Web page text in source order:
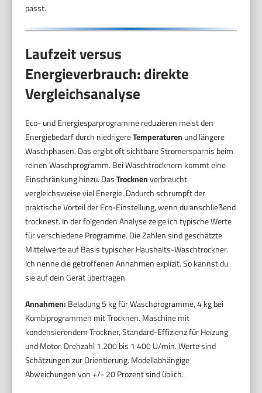
passt.
Laufzeit versus
Energieverbrauch: direkte
Vergleichsanalyse
Eco- und Energiesparprogramme reduzieren meist den
Energiebedarf durch niedrigereTemperaturen und längere
Waschphasen. Das ergibt oft sichtbare Stromersparnis beim
reinen Waschprogramm. Bei Waschtrocknern kommt eine
Einschränkung hinzu. DasTrocknenverbraucht
vergleichsweise viel Energie. Dadurch schrumpft der
praktische Vorteil der Eco-Einstellung, wenn du anschließend
trocknest. In der folgenden Analyse zeige ich typische Werte
für verschiedene Programme. Die Zahlen sind geschätzte
Mittelwerte auf Basis typischer Haushalts-Waschtrockner.
Ich nenne die getroffenen Annahmen explizit. So kannst du
sie auf dein Gerät übertragen.
Annahmen: Beladung 5 kg für Waschprogramme, 4 kg bei
Kombiprogrammen mit Trocknen. Maschine mit
kondensierendem Trockner, Standard-Effizienz für Heizung
und Motor. Drehzahl 1.200 bis 1.400 U/min. Werte sind
Schätzungen zur Orientierung. Modellabhängige
Abweichungen von +/- 20 Prozent sind üblich.